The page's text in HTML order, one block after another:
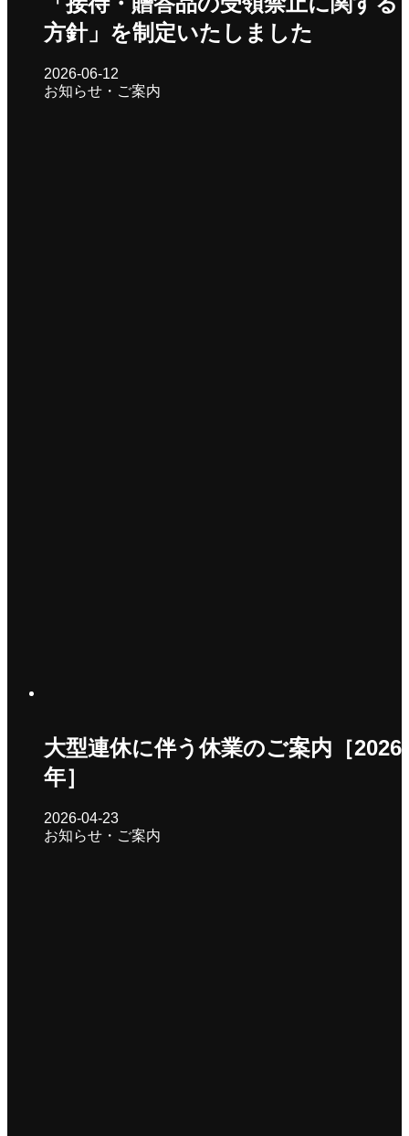
方針」を制定いたしました
2026-06-12
お知らせ・ご案内
大型連休に伴う休業のご案内［2026
年］
2026-04-23
お知らせ・ご案内